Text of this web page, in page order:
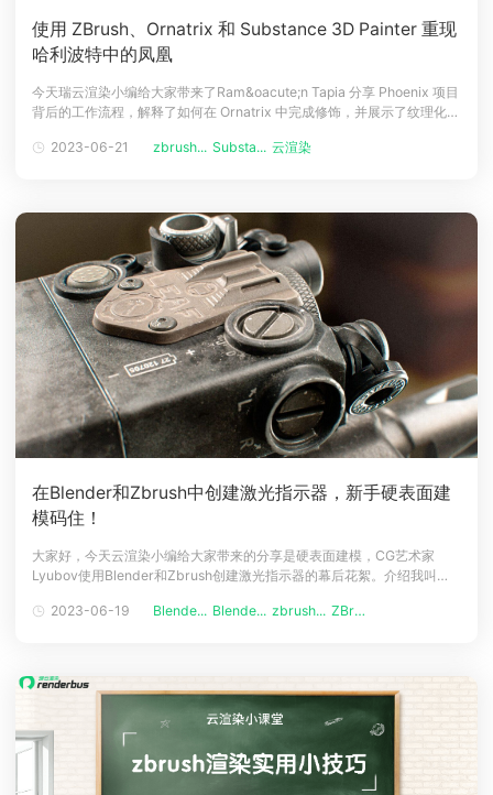
使用 ZBrush、Ornatrix 和 Substance 3D Painter 重现
哈利波特中的凤凰
今天瑞云渲染小编给大家带来了Ram&oacute;n Tapia 分享 Phoenix 项目
背后的工作流程，解释了如何在 Ornatrix 中完成修饰，并展示了纹理化过
数字艺术领域，我的名字是ramon.exr。为什么叫这个名字？嗯，外面有
2023-06-21 zbrush... Substa... 云渲染
在Blender和Zbrush中创建激光指示器，新手硬表面建
模码住！
大家好，今天云渲染小编给大家带来的分享是硬表面建模，CG艺术家
Lyubov使用Blender和Zbrush创建激光指示器的幕后花絮。介绍我叫
到一年，但是我对它充满热情，并乐于创作练习新项目。我从一个完全不
2023-06-19 Blende... Blende... zbrush... ZBrush...